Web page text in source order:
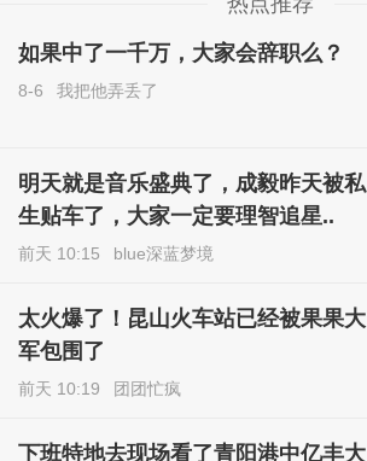
如果中了一千万，大家会辞职么？
8-6 我把他弄丢了
明天就是音乐盛典了，成毅昨天被私
生贴车了，大家一定要理智追星..
前天 10:15 blue深蓝梦境
太火爆了！昆山火车站已经被果果大
军包围了
前天 10:19 团团忙疯
下班特地去现场看了青阳港中亿丰大